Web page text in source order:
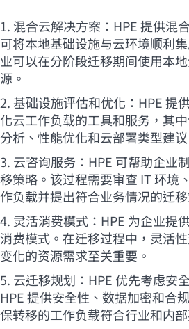
1. 混合云解决方案：HPE 提供混
可将本地基础设施与云环境顺利
业可以在分阶段迁移期间使用本
源。
2. 基础设施评估和优化：HPE 提
化云工作负载的工具和服务，其
分析、性能优化和云部署类型建议
3. 云咨询服务：HPE 可帮助企业
移策略。该过程需要审查 IT 环境
作负载并提出符合业务情况的迁移
4. 灵活消费模式：HPE 为企业提
消费模式。在迁移过程中，灵活
变化的资源需求至关重要。
5. 云迁移规划：HPE 优先考虑安
HPE 提供安全性、数据加密和合
保转移的工作负载符合行业和内部